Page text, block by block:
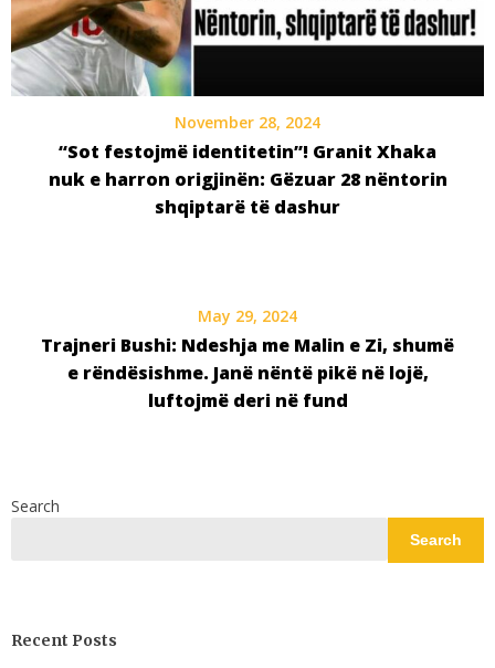
November 28, 2024
“Sot festojmë identitetin”! Granit Xhaka
nuk e harron origjinën: Gëzuar 28 nëntorin
shqiptarë të dashur
May 29, 2024
Trajneri Bushi: Ndeshja me Malin e Zi, shumë
e rëndësishme. Janë nëntë pikë në lojë,
luftojmë deri në fund
Search
Search
Recent Posts